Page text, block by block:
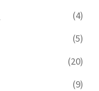
(4)
(5)
(20)
(9)